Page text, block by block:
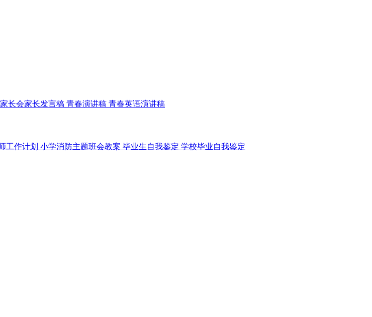
长会家长发言稿 青春演讲稿 青春英语演讲稿
工作计划 小学消防主题班会教案 毕业生自我鉴定 学校毕业自我鉴定